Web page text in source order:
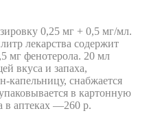
0,25 мг + 0,5 мг/мл.
лекарства содержит
мг фенотерола. 20 мл
вкуса и запаха,
капельницу, снабжается
в картонную
в аптеках —260 р.